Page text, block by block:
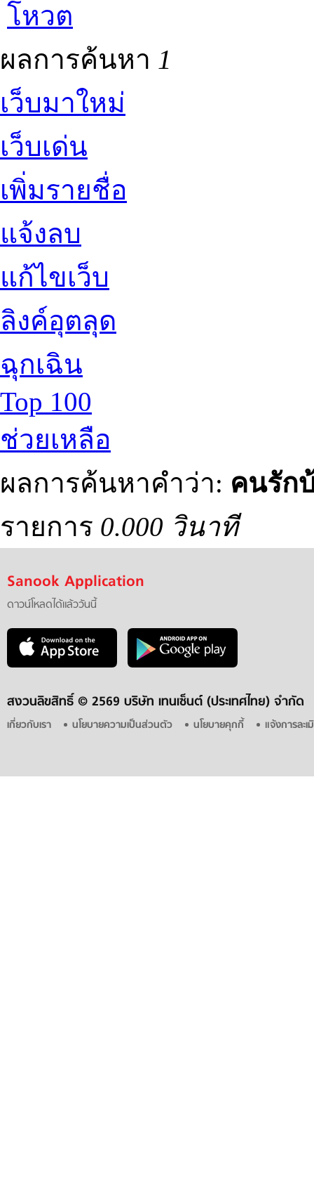
โหวต
ผลการค้นหา 1
เว็บมาใหม่
เว็บเด่น
เพิ่มรายชื่อ
แจ้งลบ
แก้ไขเว็บ
ลิงค์อุตลุด
ฉุกเฉิน
Top 100
ช่วยเหลือ
ผลการค้นหาคำว่า: คนรัก
รายการ 0.000 วินาที
Sanook Application
ดาวน์โหลดได้แล้ววันนี้
สงวนลิขสิทธิ์ © 2569 บริษัท เทนเซ็นต์ (ประเทศไทย) จำกัด
เกี่ยวกับเรา นโยบายความเป็นส่วนตัว นโยบายคุกกี้ แจ้งการละ